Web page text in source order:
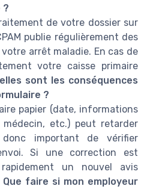
?
de votre dossier sur
publie régulièrement des
arrêt maladie. En cas de
votre caisse primaire
sont les conséquences
?
papier (date, informations
médecin, etc.) peut retarder
donc important de vérifier
Si une correction est
rapidement un nouvel avis
Que faire si mon employeur